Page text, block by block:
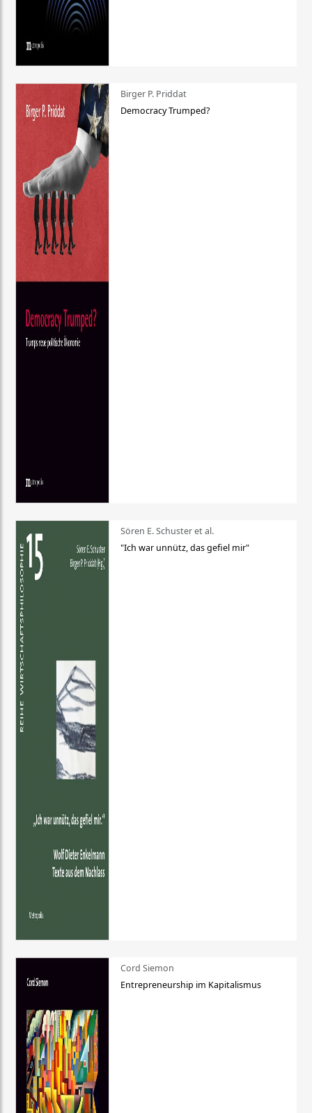
Birger P. Priddat
Democracy Trumped?
Sören E. Schuster et al.
"Ich war unnütz, das gefiel mir"
Cord Siemon
Entrepreneurship im Kapitalismus